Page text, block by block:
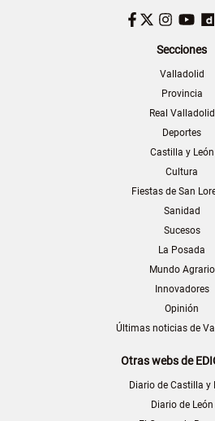
Facebook
Twitter
Secciones
Valladolid
Provincia
Real Valladolid
Deportes
Castilla y León
Cultura
Fiestas de San
Sanidad
Sucesos
La Posada
Mundo Agrario
Innovadores
Opinión
Últimas noticias de
Otras webs de
Diario de Castilla y
Diario de León